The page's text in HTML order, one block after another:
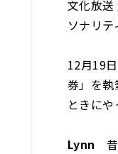
文化放送
ソナリテ
12月19
券」を執
ときに
Lynn